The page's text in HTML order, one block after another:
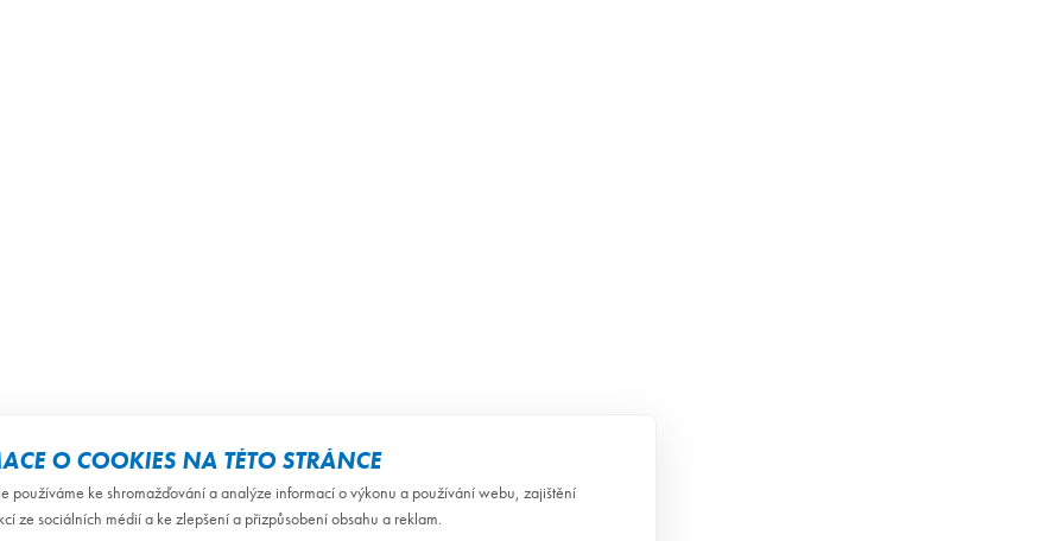
O COOKIES NA TÉTO STRÁNCE
používáme ke shromažďování a analýze informací o výkonu a používání webu, zajištění
ze sociálních médií a ke zlepšení a přizpůsobení obsahu a reklam.